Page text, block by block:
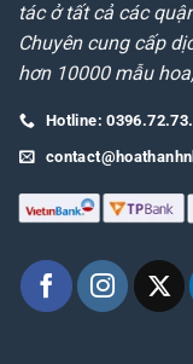
tác ở tất cả các
Chuyên cung cấp
hơn 10000 mẫu
Hotline: